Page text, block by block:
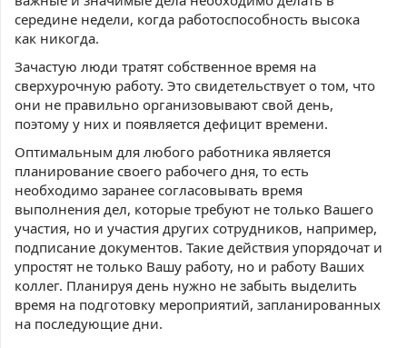
середине недели, когда работоспособность высока
как никогда.
Зачастую люди тратят собственное время на
сверхурочную работу. Это свидетельствует о том, что
они не правильно организовывают свой день,
поэтому у них и появляется дефицит времени.
Оптимальным для любого работника является
планирование своего рабочего дня, то есть
необходимо заранее согласовывать время
выполнения дел, которые требуют не только Вашего
участия, но и участия других сотрудников, например,
подписание документов. Такие действия упорядочат и
упростят не только Вашу работу, но и работу Ваших
коллег. Планируя день нужно не забыть выделить
время на подготовку мероприятий, запланированных
на последующие дни.